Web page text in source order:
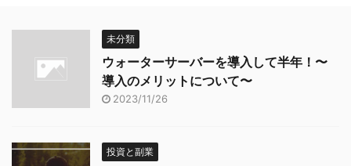
未分類
ウォーターサーバーを導入して半年！〜
導入のメリットについて〜
2023/11/26
投資と副業